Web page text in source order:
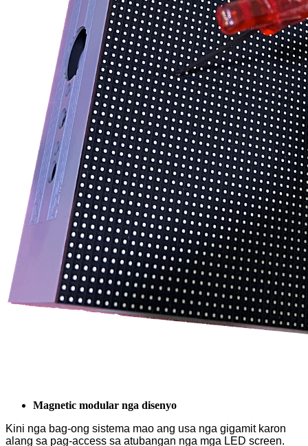
Magnetic modular nga disenyo
Kini nga bag-ong sistema mao ang usa nga gigamit karon
alang sa pag-access sa atubangan nga mga LED screen.